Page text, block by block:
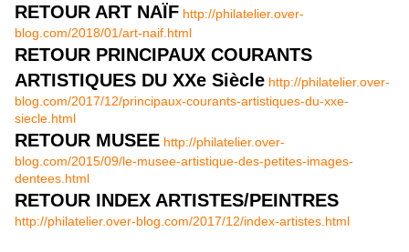
RETOUR ART NAÏF http://philatelier.over-
blog.com/2018/01/art-naif.html
RETOUR PRINCIPAUX COURANTS
ARTISTIQUES DU XXe Siècle http://philatelier.over-
blog.com/2017/12/principaux-courants-artistiques-du-xxe-
siecle.html
RETOUR MUSEE http://philatelier.over-
blog.com/2015/09/le-musee-artistique-des-petites-images-
dentees.html
RETOUR INDEX ARTISTES/PEINTRES
http://philatelier.over-blog.com/2017/12/index-artistes.html